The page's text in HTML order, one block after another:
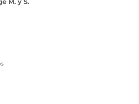
M. y S.